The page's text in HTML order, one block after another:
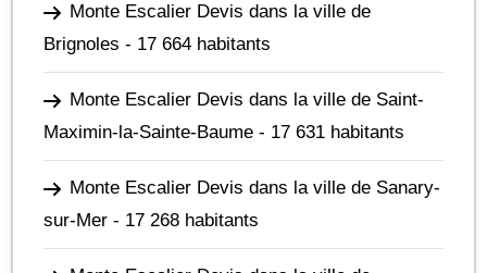
Monte Escalier Devis dans la ville de
Brignoles - 17 664 habitants
Monte Escalier Devis dans la ville de Saint-
Maximin-la-Sainte-Baume - 17 631 habitants
Monte Escalier Devis dans la ville de Sanary-
sur-Mer - 17 268 habitants